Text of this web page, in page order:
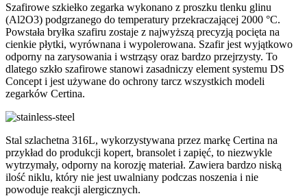
Szafirowe szkiełko zegarka wykonano z proszku tlenku glinu
(Al2O3) podgrzanego do temperatury przekraczającej 2000 °C.
Powstała bryłka szafiru zostaje z najwyższą precyzją pocięta na
cienkie płytki, wyrównana i wypolerowana. Szafir jest wyjątkowo
odporny na zarysowania i wstrząsy oraz bardzo przejrzysty. To
dlatego szkło szafirowe stanowi zasadniczy element systemu DS
Concept i jest używane do ochrony tarcz wszystkich modeli
zegarków Certina.
Stal szlachetna 316L, wykorzystywana przez markę Certina na
przykład do produkcji kopert, bransolet i zapięć, to niezwykle
wytrzymały, odporny na korozję materiał. Zawiera bardzo niską
ilość niklu, który nie jest uwalniany podczas noszenia i nie
powoduje reakcji alergicznych.